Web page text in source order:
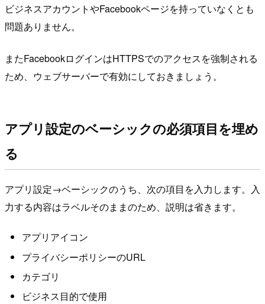
ビジネスアカウントやFacebookページを持っていなくとも
問題ありません。
またFacebookログインはHTTPSでのアクセスを強制される
ため、ウェブサーバーで有効にしておきましょう。
アプリ設定のベーシックの必須項目を埋め
る
アプリ設定→ベーシックのうち、次の項目を入力します。入
力する内容はラベルそのままのため、説明は省きます。
アプリアイコン
プライバシーポリシーのURL
カテゴリ
ビジネス目的で使用